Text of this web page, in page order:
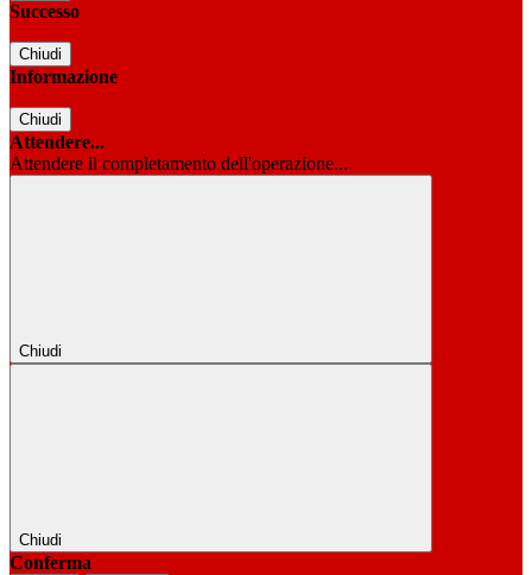
Successo
Chiudi
Informazione
Chiudi
Attendere...
Attendere il completamento dell'operazione...
Chiudi
Chiudi
Conferma